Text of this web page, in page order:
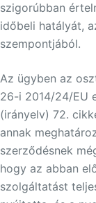
szigorúbban
időbeli hatályát,
szempontjából.
Az ügyben az
26-i 2014/24/EU
(irányelv) 72.
annak
szerződésnek
hogy az abban
szolgáltatást